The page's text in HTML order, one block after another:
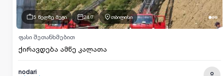
5 წელზე მეტი 24/7 თბილისი
ქირავდება ამწე კალათა
ფასი შეთანხმებით
nodari